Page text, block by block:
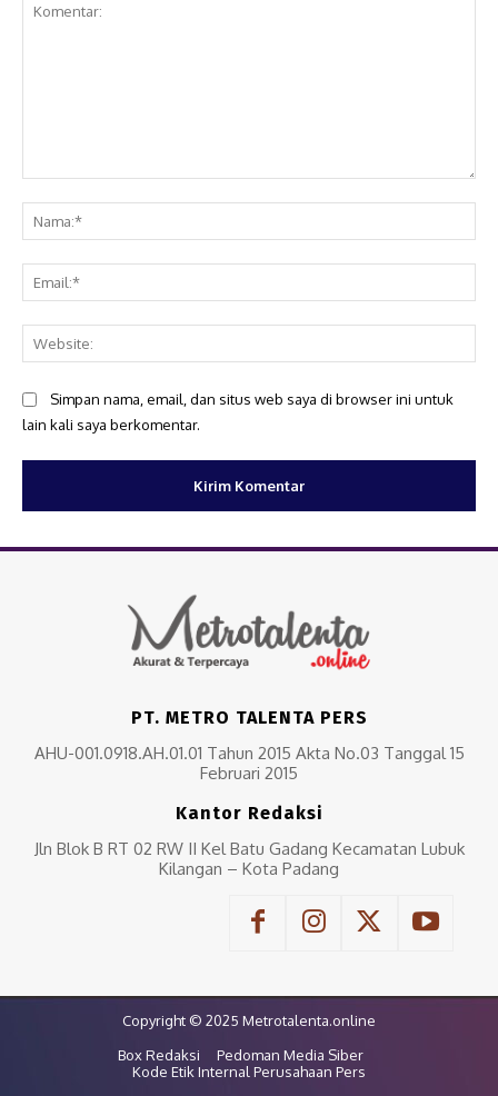
Simpan nama, email, dan situs web saya di browser ini untuk
lain kali saya berkomentar.
PT. METRO TALENTA PERS
AHU-001.0918.AH.01.01 Tahun 2015 Akta No.03 Tanggal 15
Februari 2015
Kantor Redaksi
Jln Blok B RT 02 RW II Kel Batu Gadang Kecamatan Lubuk
Kilangan – Kota Padang
Copyright © 2025 Metrotalenta.online
Box Redaksi
Pedoman Media Siber
Kode Etik Internal Perusahaan Pers